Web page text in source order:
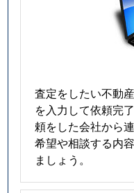
査定をしたい不動
を入力して依頼完
頼をした会社から
希望や相談する内
ましょう。